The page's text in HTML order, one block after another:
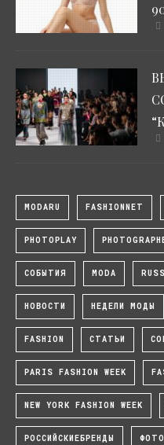
MODARU FASHIONNET
PHOTOPLAY
СОБЫТИЯ MODA
НОВОСТИ НЕДЕЛИ МОДЫ
FASHION СТАТЬИ
PARIS FASHION WEEK
NEW YORK FASHION WEEK
РОССИЙСКИЕБРЕНДЫ